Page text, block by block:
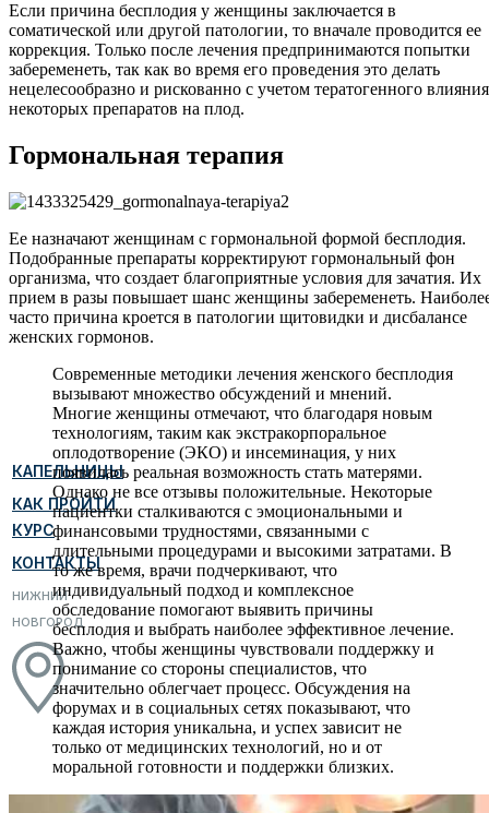
КАПЕЛЬНИЦЫ
КАК ПРОЙТИ
КУРС
КОНТАКТЫ
НИЖНИЙ
НОВГОРОД
Если причина бесплодия у женщины заключается в
соматической или другой патологии, то вначале проводится ее
коррекция. Только после лечения предпринимаются попытки
забеременеть, так как во время его проведения это делать
нецелесообразно и рискованно с учетом тератогенного влияния
некоторых препаратов на плод.
Гормональная терапия
Ее назначают женщинам с гормональной формой бесплодия.
Подобранные препараты корректируют гормональный фон
организма, что создает благоприятные условия для зачатия. Их
прием в разы повышает шанс женщины забеременеть.
часто причина кроется в патологии щитовидки и дисбалансе
женских гормонов.
Современные методики лечения женского бесплодия
вызывают множество обсуждений и мнений.
Многие женщины отмечают, что благодаря новым
технологиям, таким как экстракорпоральное
оплодотворение (ЭКО) и инсеминация, у них
появилась реальная возможность стать матерями.
Однако не все отзывы положительные. Некоторые
пациентки сталкиваются с эмоциональными и
финансовыми трудностями, связанными с
длительными процедурами и высокими затратами. В
то же время, врачи подчеркивают, что
индивидуальный подход и комплексное
обследование помогают выявить причины
бесплодия и выбрать наиболее эффективное лечение.
Важно, чтобы женщины чувствовали поддержку и
понимание со стороны специалистов, что
значительно облегчает процесс. Обсуждения на
форумах и в социальных сетях показывают, что
каждая история уникальна, и успех зависит не
только от медицинских технологий, но и от
моральной готовности и поддержки близких.